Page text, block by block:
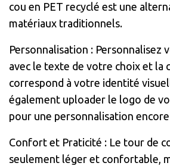
cou en PET recyclé est une
matériaux traditionnels.
Personnalisation : Personnalisez
avec le texte de votre choix et la
correspond à votre identité
également uploader le logo de
pour une personnalisation
Confort et Praticité : Le tour de
seulement léger et confortable,